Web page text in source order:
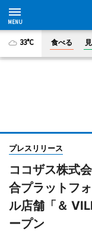
33°C 食べる
プレスリリース
ココザス株式
合プラットフ
ル店舗「＆
ープン